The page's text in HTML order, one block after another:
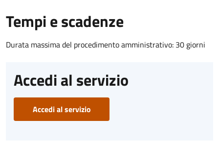
Tempi e scadenze
Durata massima del procedimento amministrativo: 30 giorni
Accedi al servizio
Accedi al servizio